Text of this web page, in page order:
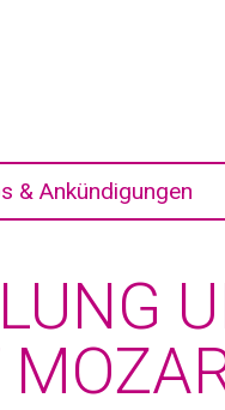
& Ankündigungen